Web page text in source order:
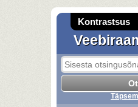
Kontrastsus